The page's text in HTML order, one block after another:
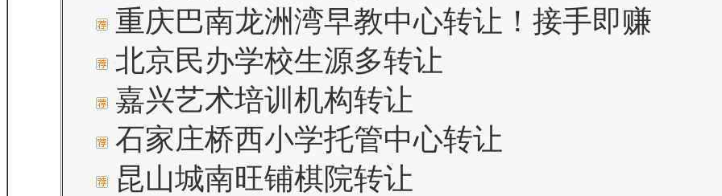
重庆巴南龙洲湾早教中心转让！接手即赚
北京民办学校生源多转让
嘉兴艺术培训机构转让
石家庄桥西小学托管中心转让
昆山城南旺铺棋院转让